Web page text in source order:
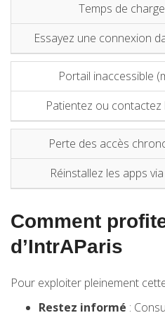
Temps de
Essayez une connexion
Portail inaccessible
Patientez ou
Perte des accès
Réinstallez les apps
Comment
d’IntrAParis
Pour exploiter pleinement
Restez informé :